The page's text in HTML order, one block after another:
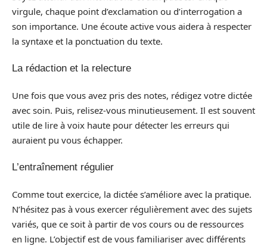
virgule, chaque point d’exclamation ou d’interrogation a
son importance. Une écoute active vous aidera à respecter
la syntaxe et la ponctuation du texte.
La rédaction et la relecture
Une fois que vous avez pris des notes, rédigez votre dictée
avec soin. Puis, relisez-vous minutieusement. Il est souvent
utile de lire à voix haute pour détecter les erreurs qui
auraient pu vous échapper.
L’entraînement régulier
Comme tout exercice, la dictée s’améliore avec la pratique.
N’hésitez pas à vous exercer régulièrement avec des sujets
variés, que ce soit à partir de vos cours ou de ressources
en ligne. L’objectif est de vous familiariser avec différents